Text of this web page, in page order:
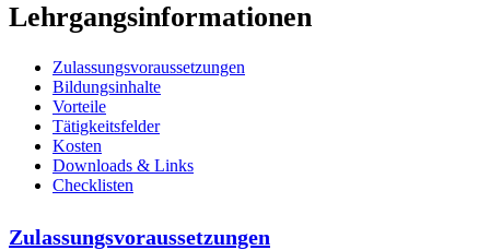
Lehrgangsinformationen
Zulassungsvoraussetzungen
Bildungsinhalte
Vorteile
Tätigkeitsfelder
Kosten
Downloads & Links
Checklisten
Zulassungsvoraussetzungen